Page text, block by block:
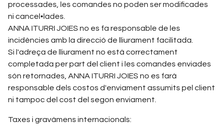
processades, les comandes no poden ser modificades
ni cancel•lades.
ANNA ITURRI JOIES no es fa responsable de les
incidències amb la direcció de lliurament facilitada.
Si l'adreça de lliurament no està correctament
completada per part del client i les comandes enviades
són retornades, ANNA ITURRI JOIES no es farà
responsable dels costos d'enviament assumits pel client
ni tampoc del cost del segon enviament.
Taxes i gravàmens internacionals: